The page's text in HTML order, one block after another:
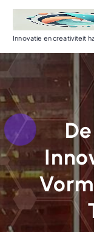
r
d
e
n
o
u
d
Innovatie en creativiteit